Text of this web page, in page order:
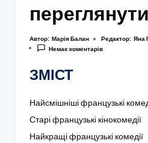
переглянути
Автор: Марія Балан Редактор: Яна
Немає коментарів
ЗМІСТ
Найсмішніші французькі
Старі французькі кінокомедії
Найкращі французькі комедії